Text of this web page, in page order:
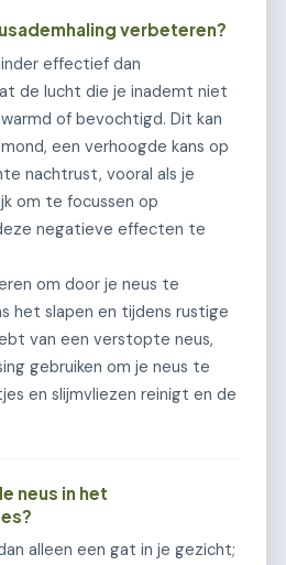
verbeteren?
effectief dan
de lucht die je inademt niet
of bevochtigd. Dit kan
een verhoogde kans op
nachtrust, vooral als je
om te focussen op
negatieve effecten te
om door je neus te
het slapen en tijdens rustige
van een verstopte neus,
gebruiken om je neus te
en slijmvliezen reinigt en de
neus in het
alleen een gat in je gezicht;